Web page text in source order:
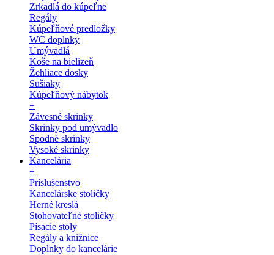
Zrkadlá do kúpeľne
Regály
Kúpeľňové predložky
WC doplnky
Umývadlá
Koše na bielizeň
Žehliace dosky
Sušiaky
Kúpeľňový nábytok
+
Závesné skrinky
Skrinky pod umývadlo
Spodné skrinky
Vysoké skrinky
Kancelária
+
Príslušenstvo
Kancelárske stoličky
Herné kreslá
Stohovateľné stoličky
Písacie stoly
Regály a knižnice
Doplnky do kancelárie